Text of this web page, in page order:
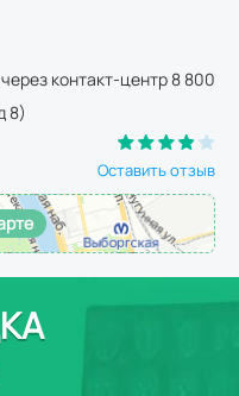
контакт-центр 8 800
8)
Оставить отзыв